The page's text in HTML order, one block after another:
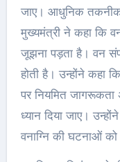
जाए। आधुनिक तकनीक
मुख्यमंत्री ने कहा कि
जूझना पड़ता है। वन
होती है। उन्होंने कहा
पर नियमित जागरूकता
ध्यान दिया जाए।
वनाग्नि की घटनाओं को